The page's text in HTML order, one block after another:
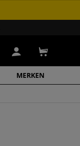
MERKEN
Inloggen